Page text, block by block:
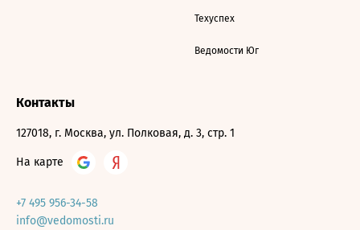
Техуспех
Ведомости Юг
Контакты
127018, г. Москва, ул. Полковая, д. 3, стр. 1
На карте
+7 495 956-34-58
info@vedomosti.ru